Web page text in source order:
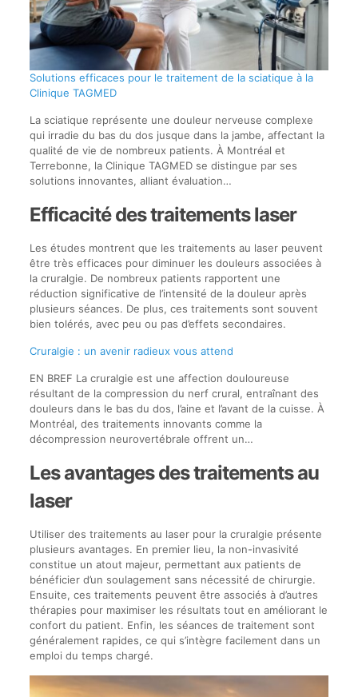
Solutions efficaces pour le traitement de la sciatique à la
Clinique TAGMED
La sciatique représente une douleur nerveuse complexe
qui irradie du bas du dos jusque dans la jambe, affectant la
qualité de vie de nombreux patients. À Montréal et
Terrebonne, la Clinique TAGMED se distingue par ses
solutions innovantes, alliant évaluation…
Efficacité des traitements laser
Les études montrent que les traitements au laser peuvent
être très efficaces pour diminuer les douleurs associées à
la cruralgie. De nombreux patients rapportent une
réduction significative de l’intensité de la douleur après
plusieurs séances. De plus, ces traitements sont souvent
bien tolérés, avec peu ou pas d’effets secondaires.
Cruralgie : un avenir radieux vous attend
EN BREF La cruralgie est une affection douloureuse
résultant de la compression du nerf crural, entraînant des
douleurs dans le bas du dos, l’aine et l’avant de la cuisse. À
Montréal, des traitements innovants comme la
décompression neurovertébrale offrent un…
Les avantages des traitements au
laser
Utiliser des traitements au laser pour la cruralgie présente
plusieurs avantages. En premier lieu, la non-invasivité
constitue un atout majeur, permettant aux patients de
bénéficier d’un soulagement sans nécessité de chirurgie.
Ensuite, ces traitements peuvent être associés à d’autres
thérapies pour maximiser les résultats tout en améliorant le
confort du patient. Enfin, les séances de traitement sont
généralement rapides, ce qui s’intègre facilement dans un
emploi du temps chargé.